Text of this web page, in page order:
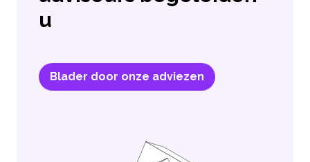
u
Blader door onze adviezen